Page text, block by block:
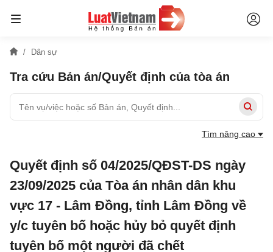
Dân sự
Tra cứu Bản án/Quyết định của tòa án
Tìm nâng cao
Quyết định số 04/2025/QĐST-DS ngày
23/09/2025 của Tòa án nhân dân khu
vực 17 - Lâm Đồng, tỉnh Lâm Đồng về
y/c tuyên bố hoặc hủy bỏ quyết định
tuyên bố một người đã chết